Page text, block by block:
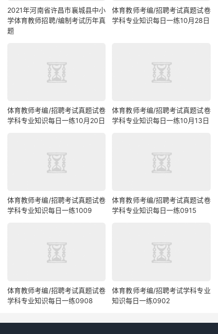
2021年河南省许昌市襄城县中小
学体育教师招聘/编制考试历年真
题
体育教师考编/招聘考试真题试卷
学科专业知识每日一练10月28日
体育教师考编/招聘考试真题试卷
学科专业知识每日一练10月20日
体育教师考编/招聘考试真题试卷
学科专业知识每日一练10月13日
体育教师考编/招聘考试真题试卷
学科专业知识每日一练1009
体育教师考编/招聘考试真题试卷
学科专业知识每日一练0915
体育教师考编/招聘考试真题试卷
学科专业知识每日一练0908
体育教师考编/招聘考试学科专业
知识每日一练0902